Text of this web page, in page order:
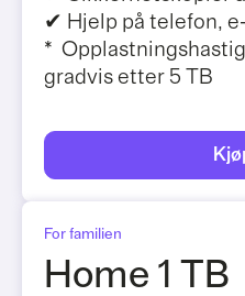
✔ Hjelp på telefon,
*
gradvis etter 5 TB
For familien
Home 1 TB